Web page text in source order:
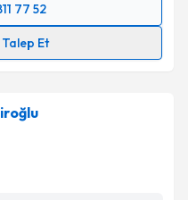
77 52
Et
hazırlandığında e-